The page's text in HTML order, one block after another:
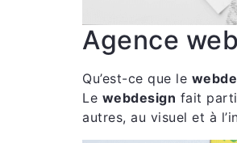
Agence
Qu’est-ce que le
Le webdesign fait
autres, au visuel et à